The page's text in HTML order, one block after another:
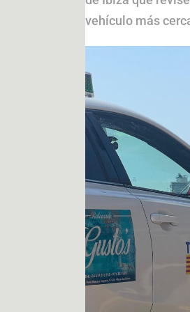
vehículo más